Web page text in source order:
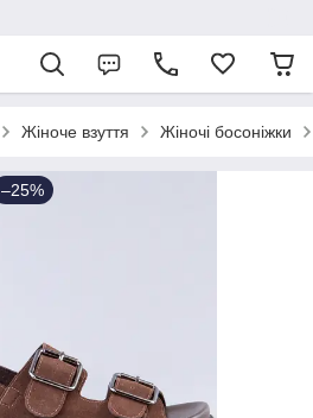
Жіноче взуття Жіночі босоніжки
–25%